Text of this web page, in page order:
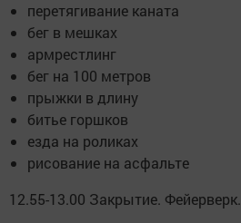
перетягивание каната
бег в мешках
армрестлинг
бег на 100 метров
прыжки в длину
битье горшков
езда на роликах
рисование на асфальте
12.55-13.00 Закрытие. Фейерверк.